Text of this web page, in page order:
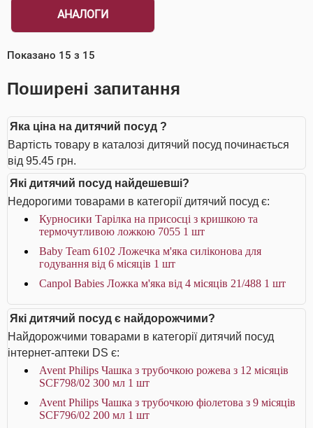
АНАЛОГИ
Показано 15 з 15
Поширені запитання
Яка ціна на дитячий посуд ?
Вартість товару в каталозі дитячий посуд починається
від 95.45 грн.
Які дитячий посуд найдешевші?
Недорогими товарами в категорії дитячий посуд є:
Курносики Тарілка на присосці з кришкою та
термочутливою ложкою 7055 1 шт
Baby Team 6102 Ложечка м'яка силіконова для
годування від 6 місяців 1 шт
Canpol Babies Ложка м'яка від 4 місяців 21/488 1 шт
Які дитячий посуд є найдорожчими?
Найдорожчими товарами в категорії дитячий посуд
інтернет-аптеки DS є:
Avent Philips Чашка з трубочкою рожева з 12 місяців
SCF798/02 300 мл 1 шт
Avent Philips Чашка з трубочкою фіолетова з 9 місяців
SCF796/02 200 мл 1 шт